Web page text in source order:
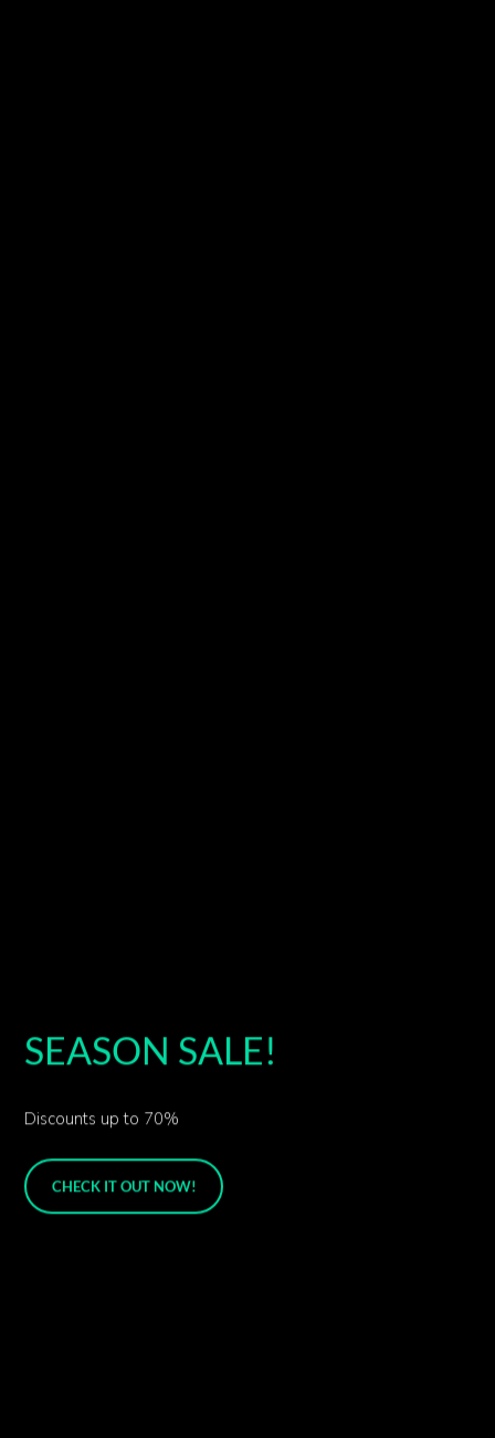
SEASON SALE!
Discounts up to 70%
CHECK IT OUT NOW!